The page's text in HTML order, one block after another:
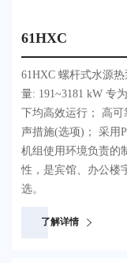
61HXC
61HXC 螺杆式水源
量: 191~3181 kW 专
下均高效运行； 高
声措施(选项)； 采用
机组使用环境负责的
性，是宾馆、办公楼
选。
了解详情